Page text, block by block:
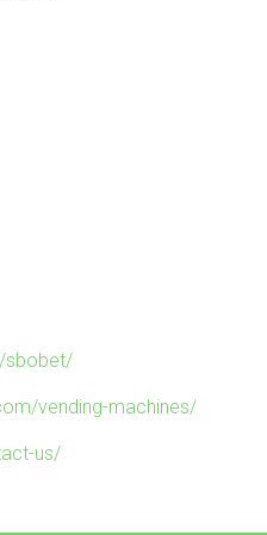
sbobet/
vending-machines/
us/